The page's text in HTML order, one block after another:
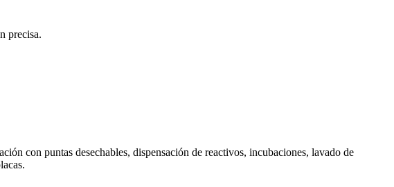
precisa.
con puntas desechables, dispensación de reactivos, incubaciones, lavado de